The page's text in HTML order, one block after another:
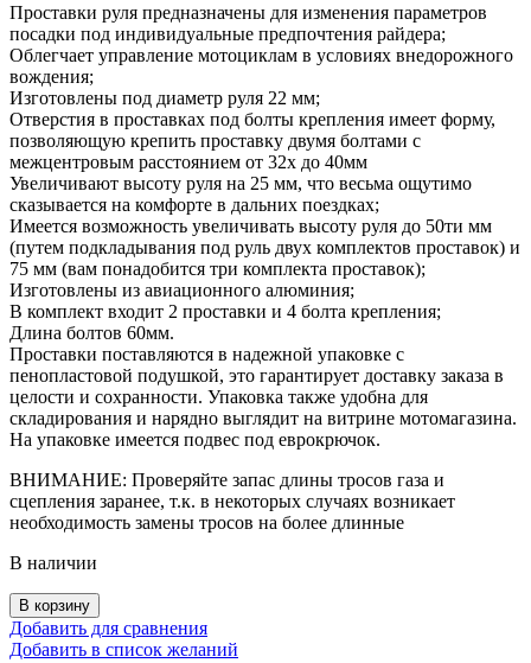
Проставки руля предназначены для изменения параметров
посадки под индивидуальные предпочтения райдера;
Облегчает управление мотоциклам в условиях внедорожного
вождения;
Изготовлены под диаметр руля 22 мм;
Отверстия в проставках под болты крепления имеет форму,
позволяющую крепить проставку двумя болтами с
межцентровым расстоянием от 32х до 40мм
Увеличивают высоту руля на 25 мм, что весьма ощутимо
сказывается на комфорте в дальних поездках;
Имеется возможность увеличивать высоту руля до 50ти мм
(путем подкладывания под руль двух комплектов проставок) и
75 мм (вам понадобится три комплекта проставок);
Изготовлены из авиационного алюминия;
В комплект входит 2 проставки и 4 болта крепления;
Длина болтов 60мм.
Проставки поставляются в надежной упаковке с
пенопластовой подушкой, это гарантирует доставку заказа в
целости и сохранности. Упаковка также удобна для
складирования и нарядно выглядит на витрине мотомагазина.
На упаковке имеется подвес под еврокрючок.
ВНИМАНИЕ: Проверяйте запас длины тросов газа и
сцепления заранее, т.к. в некоторых случаях возникает
необходимость замены тросов на более длинные
В наличии
Количество
товара
CRAZY
В корзину
Добавить для сравнения
Добавить в список желаний